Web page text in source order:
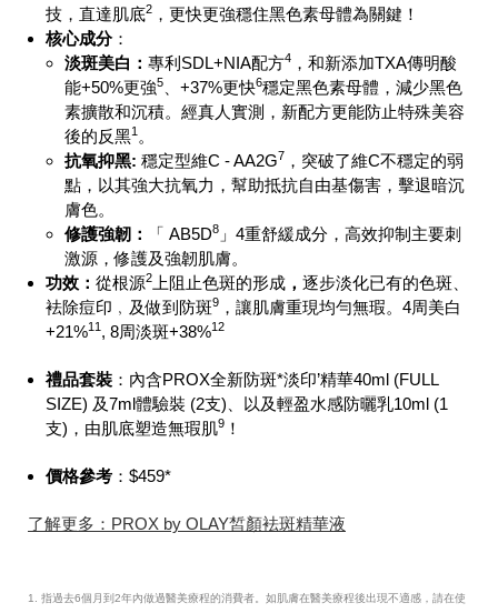
技，直達肌底2 ，更快更強穩住黑色素母體為關鍵！
核心成分：
淡斑美白： 專利SDL+NIA配方4，和新添加TXA傳明酸
能+50%更強5、+37%更快6穩定黑色素母體，減少黑色
素擴散和沉積。經真人實測，新配方更能防止特殊美容
後的反黑1。
抗氧抑黑: 穩定型維C - AA2G7 ，突破了維C不穩定的弱
點，以其強大抗氧力，幫助抵抗自由基傷害，擊退暗沉
膚色。
修護強韌：
「 AB5D8」4重舒緩成分，高效抑制主要刺
激源，修護及強韌肌膚。
功效 ：從根源2 上阻止色斑的形成 ，逐步淡化已有的色斑、
袪除痘印﹐及做到防斑9 ，讓肌膚重現均勻無瑕。4周美白
+21%11 , 8周淡斑+38%12
禮品套裝 ：內含PROX全新防斑*淡印’精華40ml (FULL
SIZE) 及7ml體驗裝 (2支) 、以及輕盈水感防曬乳10ml (1
支) ，由肌底塑造無瑕肌9 ！
價格參考 ：$459*
了解更多：PROX by OLAY皙顏袪斑精華液
1. 指過去6個月到2年內做過醫美療程的消費者。如肌膚在醫美療程後出現不適感，請在使